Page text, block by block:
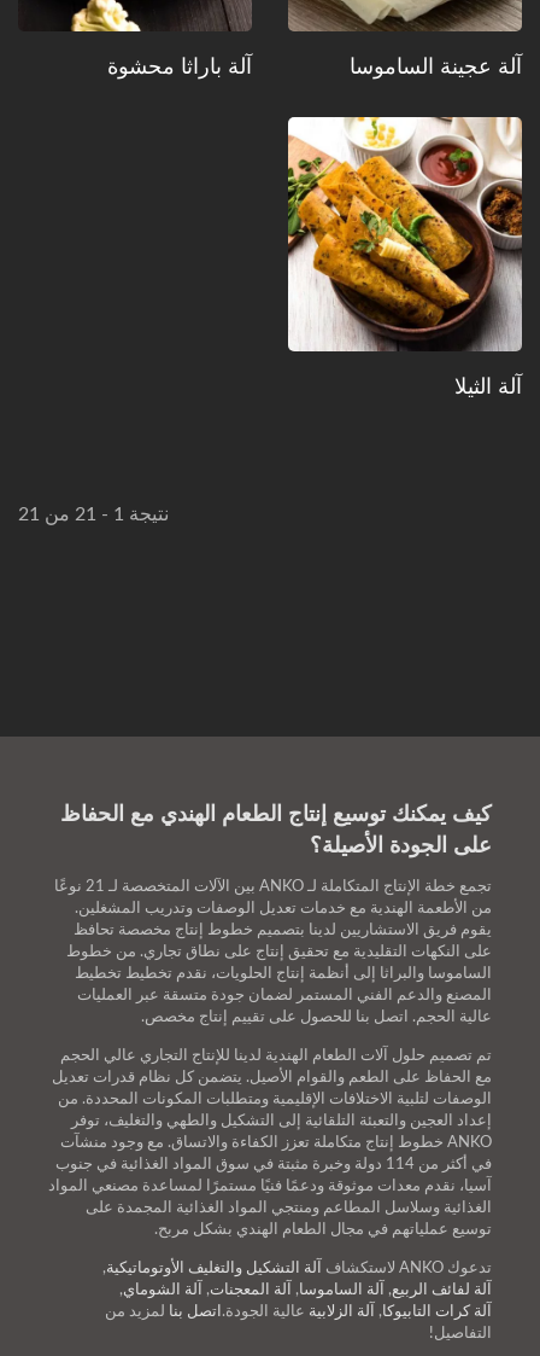
آلة عجينة الساموسا آلة باراثا محشوة
آلة الثيلا
نتيجة 1 - 21 من 21
كيف يمكنك توسيع إنتاج الطعام الهندي مع الحفاظ
على الجودة الأصيلة؟
تجمع خطة الإنتاج المتكاملة لـ ANKO بين الآلات المتخصصة لـ 21 نوعًا
من الأطعمة الهندية مع خدمات تعديل الوصفات وتدريب المشغلين.
يقوم فريق الاستشاريين لدينا بتصميم خطوط إنتاج مخصصة تحافظ
على النكهات التقليدية مع تحقيق إنتاج على نطاق تجاري. من خطوط
الساموسا والبراثا إلى أنظمة إنتاج الحلويات، نقدم تخطيط تخطيط
المصنع والدعم الفني المستمر لضمان جودة متسقة عبر العمليات
عالية الحجم. اتصل بنا للحصول على تقييم إنتاج مخصص.
تم تصميم حلول آلات الطعام الهندية لدينا للإنتاج التجاري عالي الحجم
مع الحفاظ على الطعم والقوام الأصيل. يتضمن كل نظام قدرات تعديل
الوصفات لتلبية الاختلافات الإقليمية ومتطلبات المكونات المحددة. من
إعداد العجين والتعبئة التلقائية إلى التشكيل والطهي والتغليف، توفر
ANKO خطوط إنتاج متكاملة تعزز الكفاءة والاتساق. مع وجود منشآت
في أكثر من 114 دولة وخبرة مثبتة في سوق المواد الغذائية في جنوب
آسيا، نقدم معدات موثوقة ودعمًا فنيًا مستمرًا لمساعدة مصنعي المواد
الغذائية وسلاسل المطاعم ومنتجي المواد الغذائية المجمدة على
توسيع عملياتهم في مجال الطعام الهندي بشكل مربح.
تدعوك ANKO لاستكشاف آلة التشكيل والتغليف الأوتوماتيكية,
آلة لفائف الربيع, آلة الساموسا, آلة المعجنات, آلة الشوماي,
آلة كرات التابيوكا, آلة الزلابية عالية الجودة. اتصل بنا لمزيد من
التفاصيل!